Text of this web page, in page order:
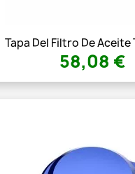
Tapa Del Filtro De Aceite
58,08 €